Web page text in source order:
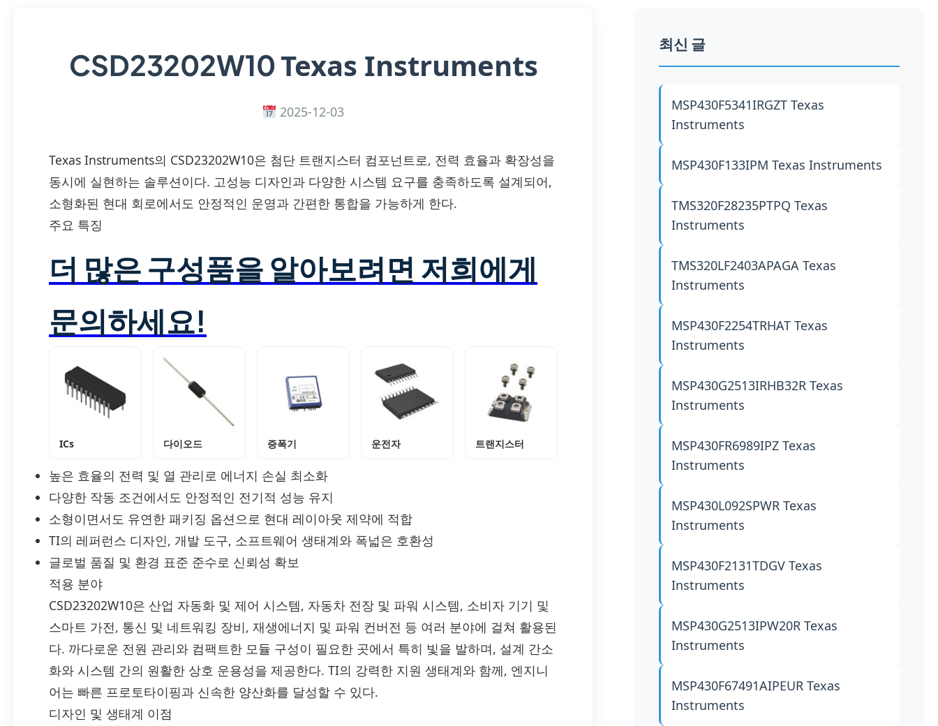
CSD23202W10Texas Instruments
2025-12-03
Texas Instruments의 CSD23202W10은 첨단 트랜지스터 컴포넌트로, 전력 효율과 확장성을
동시에 실현하는 솔루션이다. 고성능 디자인과 다양한 시스템 요구를 충족하도록 설계되어,
소형화된 현대 회로에서도 안정적인 운영과 간편한 통합을 가능하게 한다.
주요 특징
더 많은 구성품을 알아보려면 저희에게
문의하세요!
ICs 다이오드 증폭기 운전자 트랜지스터
높은 효율의 전력 및 열 관리로 에너지 손실 최소화
다양한 작동 조건에서도 안정적인 전기적 성능 유지
소형이면서도 유연한 패키징 옵션으로 현대 레이아웃 제약에 적합
TI의 레퍼런스 디자인, 개발 도구, 소프트웨어 생태계와 폭넓은 호환성
글로벌 품질 및 환경 표준 준수로 신뢰성 확보
적용 분야
CSD23202W10은 산업 자동화 및 제어 시스템, 자동차 전장 및 파워 시스템, 소비자 기기 및
스마트 가전, 통신 및 네트워킹 장비, 재생에너지 및 파워 컨버전 등 여러 분야에 걸쳐 활용된
다. 까다로운 전원 관리와 컴팩트한 모듈 구성이 필요한 곳에서 특히 빛을 발하며, 설계 간소
화와 시스템 간의 원활한 상호 운용성을 제공한다. TI의 강력한 지원 생태계와 함께, 엔지니
어는 빠른 프로토타이핑과 신속한 양산화를 달성할 수 있다.
디자인 및 생태계 이점
최신 글
MSP430F5341IRGZTTexas
Instruments
MSP430F133IPMTexas Instruments
TMS320F28235PTPQTexas
Instruments
TMS320LF2403APAGATexas
Instruments
MSP430F2254TRHATTexas
Instruments
MSP430G2513IRHB32RTexas
Instruments
MSP430FR6989IPZTexas
Instruments
MSP430L092SPWRTexas
Instruments
MSP430F2131TDGVTexas
Instruments
MSP430G2513IPW20RTexas
Instruments
MSP430F67491AIPEURTexas
Instruments